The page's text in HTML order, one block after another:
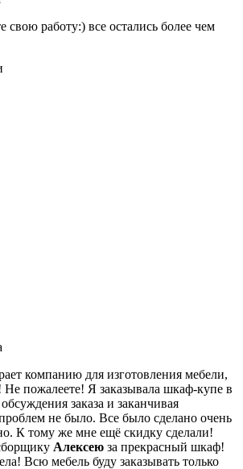
свою работу:) все остались более чем
компанию для изготовления мебели,
пожалеете! Я заказывала шкаф-купе в
заказа и заканчивая
не было. Все было сделано очень
К тому же мне ещё скидку сделали!
Алексею за прекрасный шкаф!
Всю мебель буду заказывать только